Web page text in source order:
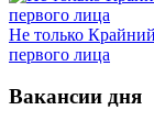
Не только
первого лица
Вакансии дня